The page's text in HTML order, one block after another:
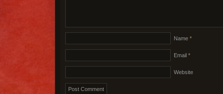
Name *
Email *
Website